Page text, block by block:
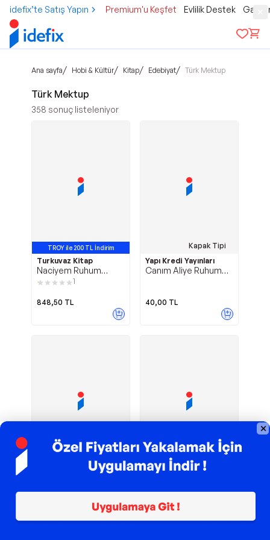
idefix’te Satış Yapın Premium'u Keşfet Evlilik Destek
Ana sayfa/ Hobi & Kültür/ Kitap/ Edebiyat/ Türk Mektup
Türk Mektup
358 sonuç listeleniyor
TROY ile 200 TL İndirim
Turkuvaz Kitap
Naciyem Ruhum
Efendim - Turkuvaz
1
848,50 TL
Kapak Tipi
Yapı Kredi Yayınları
Canım Aliye Ruhum
40,00 TL
Kapak Tipi
Yapı Kredi Yayınları
E-Kitap - Yapı Kredi
TROY ile 200 TL İndirim
İş Bankası Kültür
- İş Bankası Kültür
Yayınları